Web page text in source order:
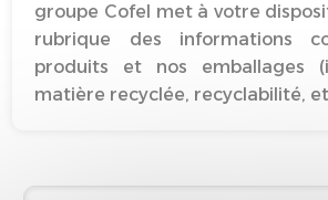
groupe Cofel met à votre
rubrique des informations
produits et nos emballages
matière recyclée, recyclabilité,